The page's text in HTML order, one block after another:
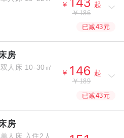
￥   起
￥186
已减43元
房
人床 10-30㎡
￥   起
￥189
已减43元
房
人床 入住2人